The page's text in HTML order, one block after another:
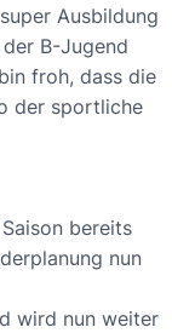
Ausbildung
B-Jugend
froh, dass die
der sportliche
bereits
nun
wird nun weiter